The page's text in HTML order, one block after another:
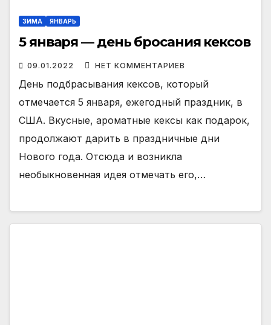
ЗИМА ЯНВАРЬ
5 января — день бросания кексов
09.01.2022 НЕТ КОММЕНТАРИЕВ
День подбрасывания кексов, который
отмечается 5 января, ежегодный праздник, в
США. Вкусные, ароматные кексы как подарок,
продолжают дарить в праздничные дни
Нового года. Отсюда и возникла
необыкновенная идея отмечать его,…